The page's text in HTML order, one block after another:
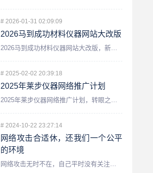
# 2026-01-31 02:09:09
2026马到成功材料仪器网站大改版
# 2025-02-02 20:39:18
2025年莱步仪器网络推广计划
# 2024-10-22 23:27:14
网络攻击合适休，还我们一个公平
的环境